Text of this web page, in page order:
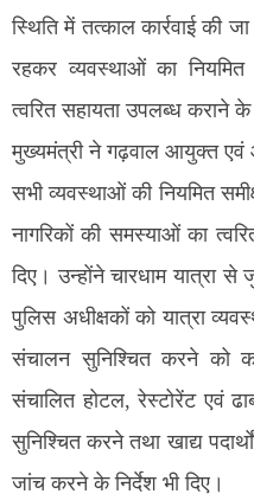
स्थिति में तत्काल कार्रवाई की
रहकर व्यवस्थाओं का नियमित
त्वरित सहायता उपलब्ध कराने के
मुख्यमंत्री ने गढ़वाल आयुक्त एवं
सभी व्यवस्थाओं की नियमित
नागरिकों की समस्याओं का
दिए। उन्होंने चारधाम यात्रा
पुलिस अधीक्षकों को यात्रा
संचालन सुनिश्चित करने को
संचालित होटल, रेस्टोरेंट एवं
सुनिश्चित करने तथा खाद्य
जांच करने के निर्देश भी दिए।